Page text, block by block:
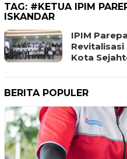
TAG: #KETUA IPIM
ISKANDAR
IPIM
Revitalisasi
Kota
BERITA POPULER